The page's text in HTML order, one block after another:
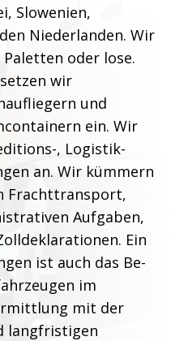
Slowenien,
Niederlanden. Wir
oder lose.
wir
und
ein. Wir
, Logistik-
an. Wir kümmern
Frachttransport,
Aufgaben,
Ein
ist auch das Be-
im
mit der
langfristigen